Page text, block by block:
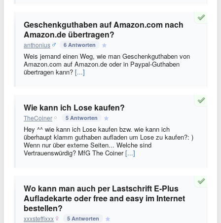
Geschenkguthaben auf Amazon.com nach
Amazon.de übertragen?
anthonius 6 Antworten
Weis jemand einen Weg, wie man Geschenkguthaben von
Amazon.com auf Amazon.de oder in Paypal-Guthaben
übertragen kann? [...]
Wie kann ich Lose kaufen?
TheCoiner 5 Antworten
Hey ^^ wie kann ich Lose kaufen bzw. wie kann ich
überhaupt klamm guthaben aufladen um Lose zu kaufen?: )
Wenn nur über externe Seiten... Welche sind
Vertrauenswürdig? MfG The Coiner[...]
Wo kann man auch per Lastschrift E-Plus
Aufladekarte oder free and easy im Internet
bestellen?
xxxsteffixxx 5 Antworten